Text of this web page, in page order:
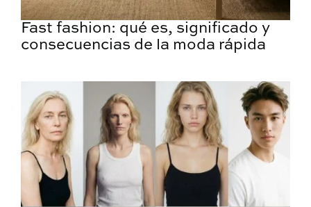
Fast fashion: qué es, significado y
consecuencias de la moda rápida